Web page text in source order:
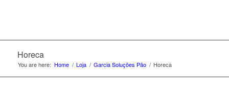
Horeca
You are here: Home / Loja / Garcia Soluções Pão / Horeca